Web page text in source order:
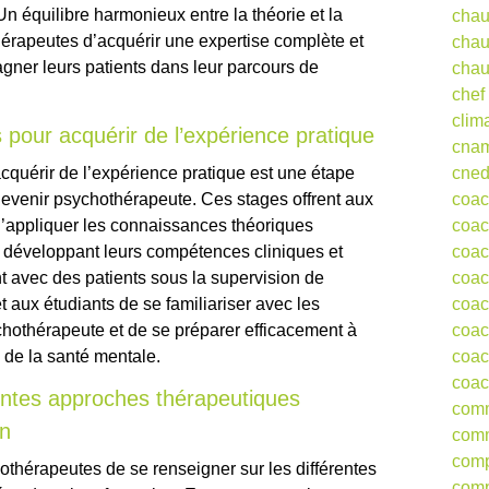
équilibre harmonieux entre la théorie et la
d’acquérir une expertise complète et
leurs patients dans leur parcours de
acquérir de l’expérience pratique
de l’expérience pratique est une étape
psychothérapeute. Ces stages offrent aux
les connaissances théoriques
leurs compétences cliniques et
avec des patients sous la supervision de
aux étudiants de se familiariser avec les
et de se préparer efficacement à
la santé mentale.
approches thérapeutiques
de se renseigner sur les différentes
chef
cned